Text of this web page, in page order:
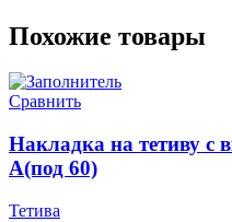
Похожие товары
Сравнить
Накладка на тетиву
А(под 60)
Тетива